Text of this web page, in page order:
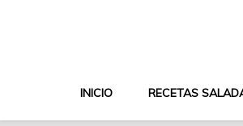
INICIO RECETAS